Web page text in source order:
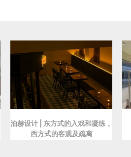
泊赫设计 | 东方式的入戏和凝练，
西方式的客观及疏离